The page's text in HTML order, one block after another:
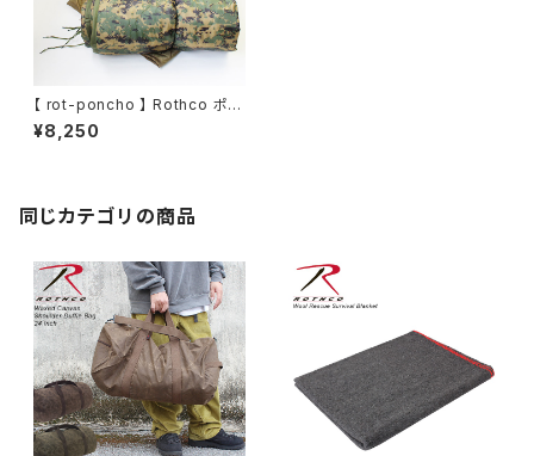
【 rot-poncho 】 Rothco ポン
チョライナー G.I.タイプ リップス
トップ生地 キルティング加工 ブ
¥8,250
同じカテゴリの商品